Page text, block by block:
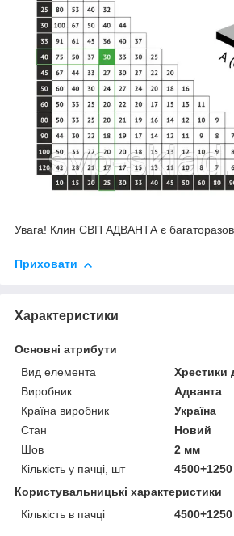
Увага! Клин СВП АДВАНТА є
Приховати
Характеристики
Основні атрибути
Вид елемента
Хрестики
Виробник
Адванта
Країна виробник
Україна
Стан
Новий
Шов
2 мм
Кількість у пачці, шт
4500+1250
Користувальницькі характеристики
Кількість в пачці
4500+1250